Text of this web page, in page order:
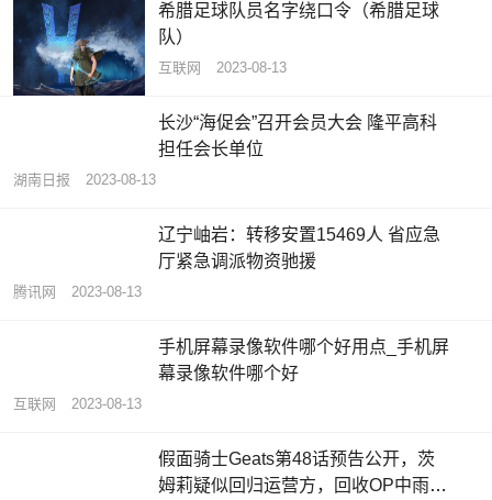
希腊足球队员名字绕口令（希腊足球
队）
互联网 2023-08-13
长沙“海促会”召开会员大会 隆平高科
担任会长单位
湖南日报 2023-08-13
辽宁岫岩：转移安置15469人 省应急
厅紧急调派物资驰援
腾讯网 2023-08-13
手机屏幕录像软件哪个好用点_手机屏
幕录像软件哪个好
互联网 2023-08-13
假面骑士Geats第48话预告公开，茨
姆莉疑似回归运营方，回收OP中雨中